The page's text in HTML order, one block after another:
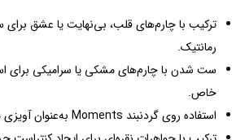
ترکیب با چارم‌های قلب، بی‌نهایت یا عشق
رمانتیک.
ست شدن با چارم‌های مشکی یا سرامیکی برای
خاص.
استفاده روی گردنبند Moments به‌عنوان آویزی مینیمال و متفاوت.